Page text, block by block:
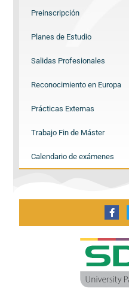
Preinscripción
Planes de Estudio
Salidas Profesionales
Reconocimiento en Europa
Prácticas Externas
Trabajo Fin de Máster
Calendario de exámenes